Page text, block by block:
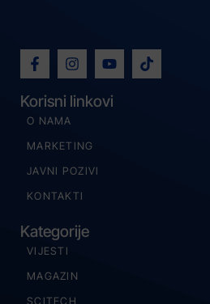
Korisni linkovi
O NAMA
MARKETING
JAVNI POZIVI
KONTAKTI
Kategorije
VIJESTI
MAGAZIN
SCITECH